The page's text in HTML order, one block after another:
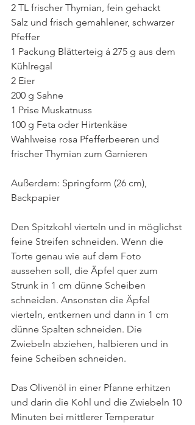
2 TL frischer Thymian, fein gehackt
Salz und frisch gemahlener, schwarzer
Pfeffer
1 Packung Blätterteig á 275 g aus dem
Kühlregal
2 Eier
200 g Sahne
1 Prise Muskatnuss
100 g Feta oder Hirtenkäse
Wahlweise rosa Pfefferbeeren und
frischer Thymian zum Garnieren
Außerdem: Springform (26 cm),
Backpapier
Den Spitzkohl vierteln und in möglichst
feine Streifen schneiden. Wenn die
Torte genau wie auf dem Foto
aussehen soll, die Äpfel quer zum
Strunk in 1 cm dünne Scheiben
schneiden. Ansonsten die Äpfel
vierteln, entkernen und dann in 1 cm
dünne Spalten schneiden. Die
Zwiebeln abziehen, halbieren und in
feine Scheiben schneiden.
Das Olivenöl in einer Pfanne erhitzen
und darin die Kohl und die Zwiebeln 10
Minuten bei mittlerer Temperatur